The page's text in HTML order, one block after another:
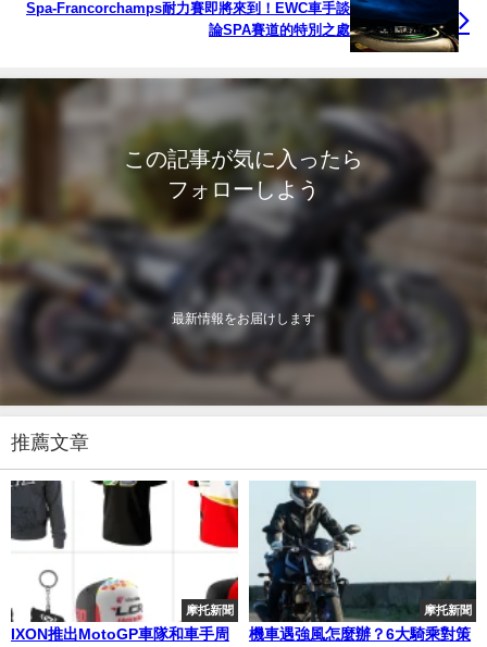
Spa-Francorchamps耐力賽即將來到！EWC車手談
論SPA賽道的特別之處
この記事が気に入ったら
フォローしよう
最新情報をお届けします
推薦文章
摩托新聞
IXON推出MotoGP車隊和車手周
摩托新聞
機車遇強風怎麼辦？6大騎乘對策